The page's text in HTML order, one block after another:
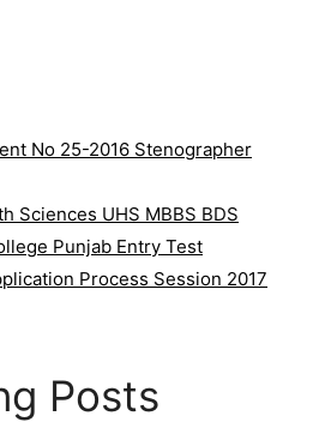
No 25-2016 Stenographer
Sciences UHS MBBS BDS
Punjab Entry Test
Process Session 2017
Posts